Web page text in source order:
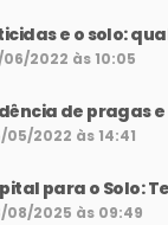
e o solo:
2022 às 10:05
de pragas
2022 às 14:41
para o Solo:
08/2025 às 09:49